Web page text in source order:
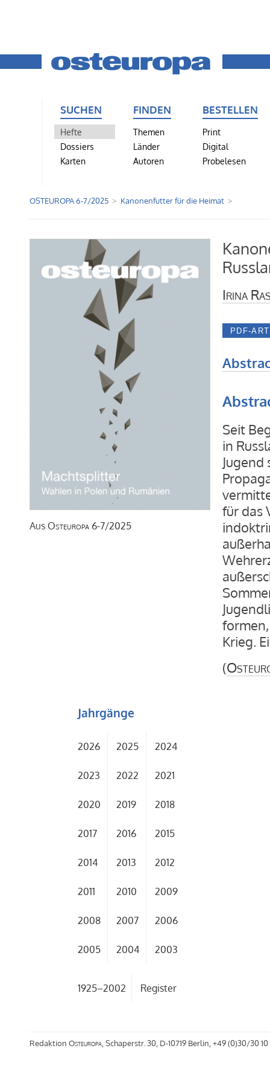
SUCHEN
Hefte
Dossiers
Karten
FINDEN
Themen
Länder
Autoren
BESTELLEN
Print
Digital
Probelesen
OSTEUROPA 6-7/2025 Kanonenfutter für die Heimat
Aus Osteuropa 6-7/2025
Irina
Seit
in
für das
Krieg.
(
Jahrgänge
2026 2025 2024
2023 2022 2021
2020 2019 2018
2017 2016 2015
2014 2013 2012
2011 2010 2009
2008 2007 2006
2005 2004 2003
1925–2002 Register
Redaktion Osteuropa, Schaperstr. 30, D-10719 Berlin, +49 (0)30/30